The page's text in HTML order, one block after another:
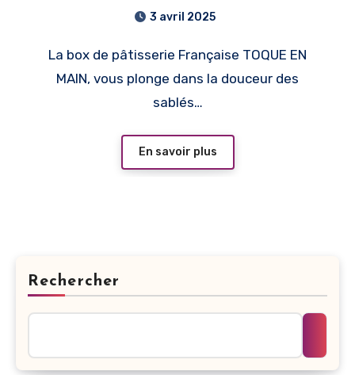
3 avril 2025
La box de pâtisserie Française TOQUE EN
MAIN, vous plonge dans la douceur des
sablés…
En savoir plus
Rechercher